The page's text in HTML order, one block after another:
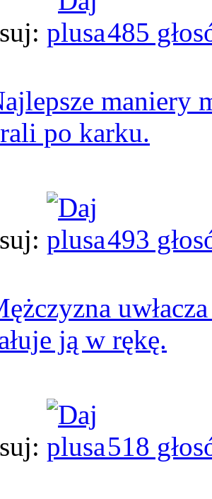
485
maniery
po karku.
493
ją w rękę.
518